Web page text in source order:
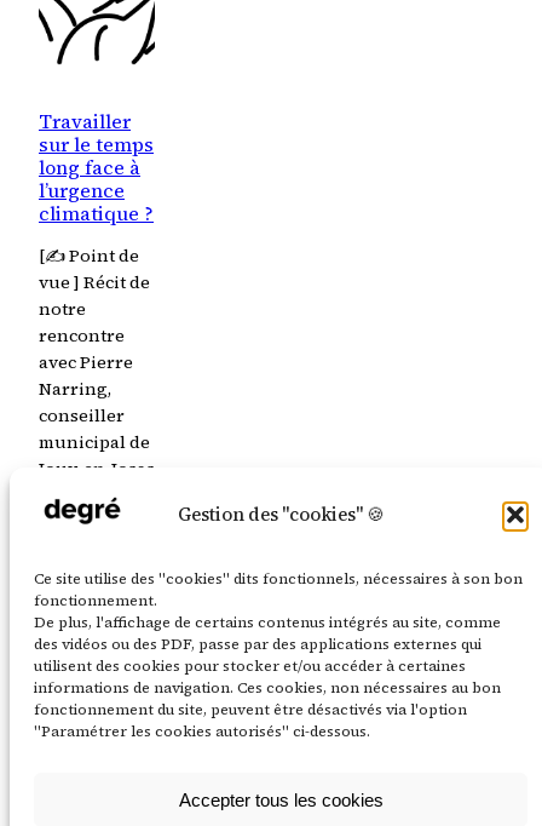
Gestion des "cookies" 🍪
Ce site utilise des "cookies" dits fonctionnels, nécessaires à son bon
fonctionnement.
De plus, l'affichage de certains contenus intégrés au site, comme
des vidéos ou des PDF, passe par des applications externes qui
utilisent des cookies pour stocker et/ou accéder à certaines
informations de navigation. Ces cookies, non nécessaires au bon
fonctionnement du site, peuvent être désactivés via l'option
"Paramétrer les cookies autorisés" ci-dessous.
Accepter tous les cookies
Travailler
sur le temps
long face à
l’urgence
climatique ?
[✍️ Point de
vue ] Récit de
notre
rencontre
avec Pierre
Narring,
conseiller
municipal de
Jouy-en-Josas
délégué à la
prospective
et
observations
sur les
enjeux de
coopérations.
11 septembre
2024